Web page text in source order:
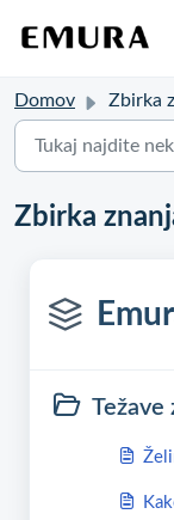
Domov Zbirka
Zbirka
Težave